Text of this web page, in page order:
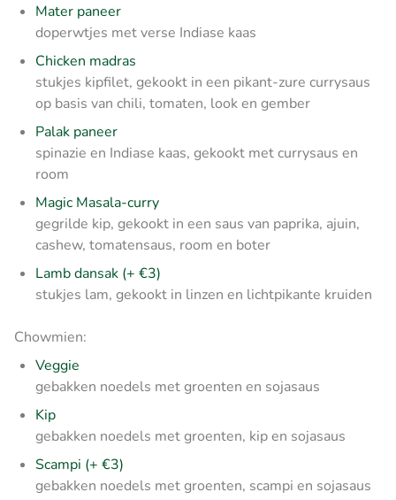
Mater paneer
doperwtjes met verse Indiase kaas
Chicken madras
stukjes kipfilet, gekookt in een pikant-zure currysaus
op basis van chili, tomaten, look en gember
Palak paneer
spinazie en Indiase kaas, gekookt met currysaus en
room
Magic Masala-curry
gegrilde kip, gekookt in een saus van paprika, ajuin,
cashew, tomatensaus, room en boter
Lamb dansak (+ €3)
stukjes lam, gekookt in linzen en lichtpikante kruiden
Chowmien:
Veggie
gebakken noedels met groenten en sojasaus
Kip
gebakken noedels met groenten, kip en sojasaus
Scampi (+ €3)
gebakken noedels met groenten, scampi en sojasaus